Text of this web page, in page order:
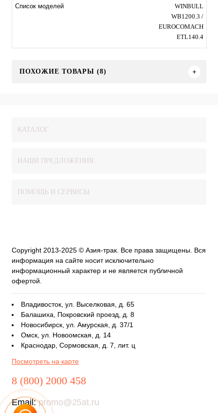
Список моделей
WINBULL
WB1200.3 /
EUROCOMACH
ETL140.4
ПОХОЖИЕ ТОВАРЫ (8)
КАТАЛОГ
НАШИ ПРЕДЛОЖЕНИЯ
ПОМОЩЬ И СЕРВИСЫ
Copyright 2013-2025 © Азия-трак. Все права защищены. Вся
информация на сайте носит исключительно
информационный характер и не является публичной
офертой.
Владивосток, ул. Выселковая, д. 65
Балашиха, Покровский проезд, д. 8
Новосибирск, ул. Амурская, д. 37/1
Омск, ул. Новоомская, д. 14
Краснодар, Сормовская, д. 7, лит. ц
Посмотреть на карте
8 (800) 2000 458
Email:promo@25at.ru